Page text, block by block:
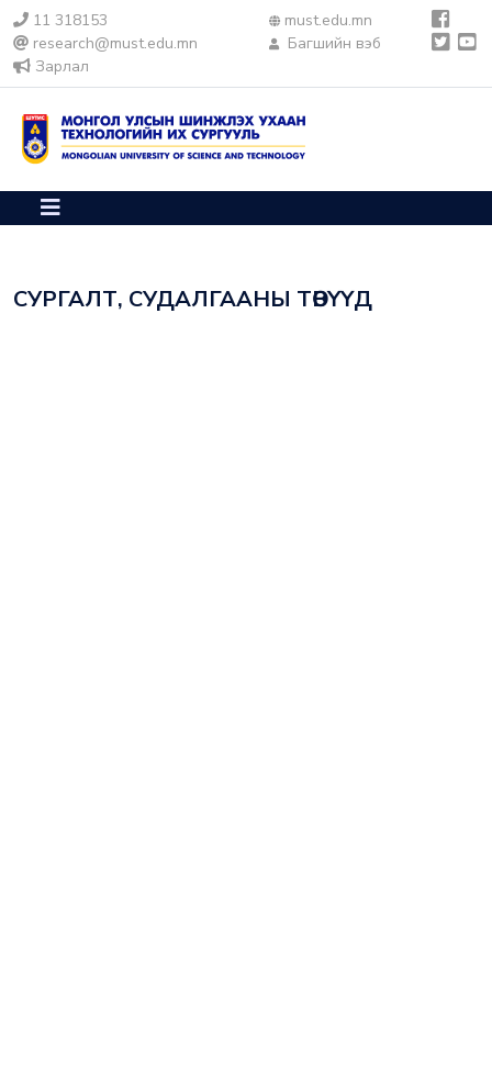
11 318153
research@must.edu.mn
Зарлал
must.edu.mn
Багшийн вэб
СУРГАЛТ, СУДАЛГААНЫ ТӨВҮҮД